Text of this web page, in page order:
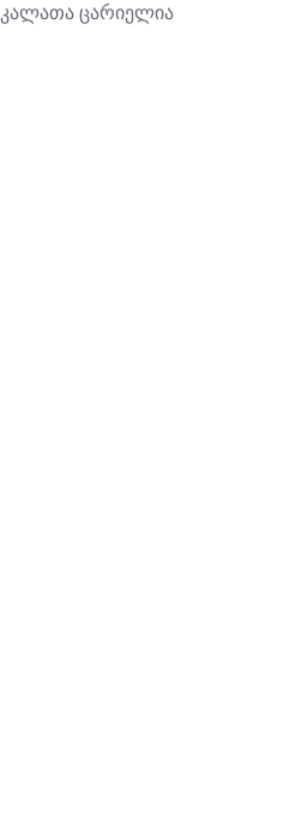
კალათა ცარიელია